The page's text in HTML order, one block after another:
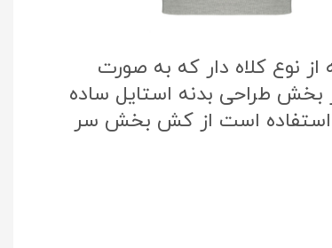
نوع کلاه دار که به صورت
بخش طراحی بدنه استایل ساده
استفاده است از کش بخش سر